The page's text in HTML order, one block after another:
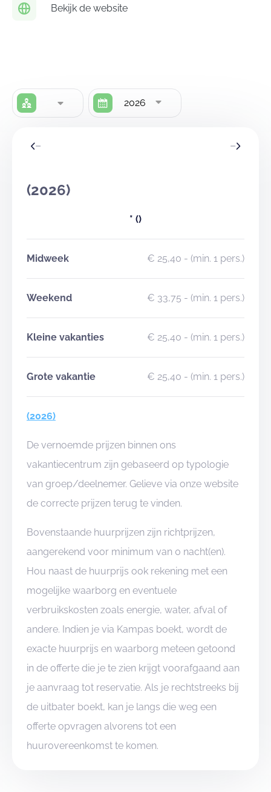
Bekijk de website
2026
(2026)
* ()
Midweek € 25,40 - (min. 1 pers.)
Weekend € 33,75 - (min. 1 pers.)
Kleine vakanties € 25,40 - (min. 1 pers.)
Grote vakantie € 25,40 - (min. 1 pers.)
(2026)
De vernoemde prijzen binnen ons
vakantiecentrum zijn gebaseerd op typologie
van groep/deelnemer. Gelieve via onze website
de correcte prijzen terug te vinden.
Bovenstaande huurprijzen zijn richtprijzen,
aangerekend voor minimum van 0 nacht(en).
Hou naast de huurprijs ook rekening met een
mogelijke waarborg en eventuele
verbruikskosten zoals energie, water, afval of
andere. Indien je via Kampas boekt, wordt de
exacte huurprijs en waarborg meteen getoond
in de offerte die je te zien krijgt voorafgaand aan
je aanvraag tot reservatie. Als je rechtstreeks bij
de uitbater boekt, kan je langs die weg een
offerte opvragen alvorens tot een
huurovereenkomst te komen.